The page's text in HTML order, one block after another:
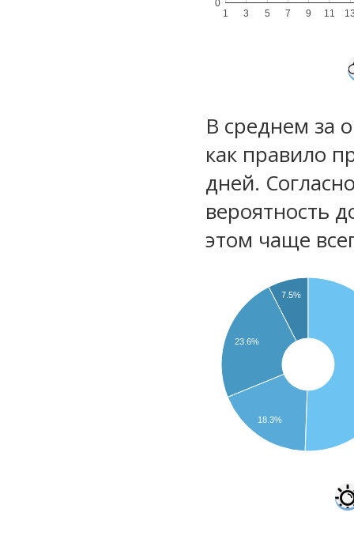
1 3 5 7 9 11
0
В среднем за
как правило
дней.
вероятность
этом чаще
7.5%
23.6%
18.3%